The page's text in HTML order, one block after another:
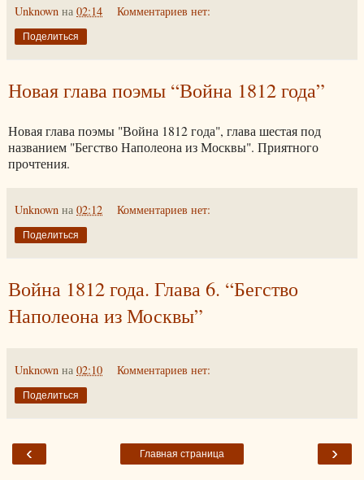
Unknown на 02:14 Комментариев нет:
Поделиться
Новая глава поэмы “Война 1812 года”
Новая глава поэмы "Война 1812 года", глава шестая под
названием "Бегство Наполеона из Москвы". Приятного
прочтения.
Unknown на 02:12 Комментариев нет:
Поделиться
Война 1812 года. Глава 6. “Бегство
Наполеона из Москвы”
Unknown на 02:10 Комментариев нет:
Поделиться
‹ ›
Главная страница